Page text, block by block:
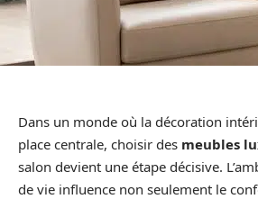
Dans un monde où la décoration
place centrale, choisir des meubles
salon devient une étape décisive.
de vie influence non seulement le